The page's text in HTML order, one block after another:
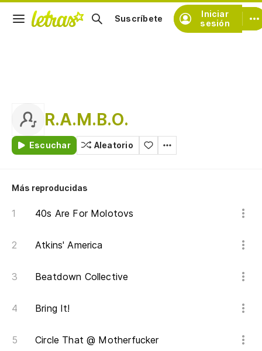
Iniciar
sesión
Suscríbete
R.A.M.B.O.
Escuchar Aleatorio
Más reproducidas
40s Are For Molotovs
Atkins' America
Beatdown Collective
Bring It!
Circle That @ Motherfucker